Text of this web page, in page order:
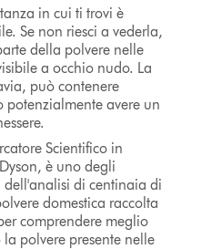
in cui ti trovi è
Se non riesci a vederla,
della polvere nelle
a occhio nudo. La
può contenere
potenzialmente avere un
Scientifico in
è uno degli
dell'analisi di centinaia di
domestica raccolta
comprendere meglio
polvere presente nelle